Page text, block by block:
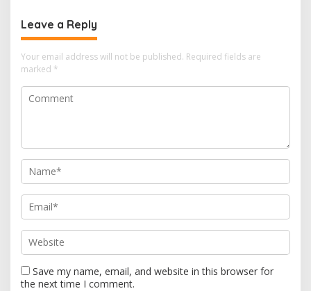
a
v
i
g
a
o
n
Leave a Reply
Your email address will not be published. Required fields are
marked *
Save my name, email, and website in this browser for
the next time I comment.